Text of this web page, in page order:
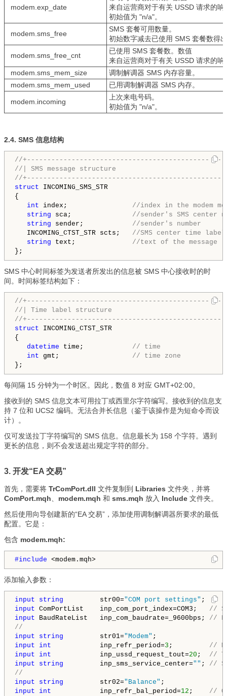
modem.exp_date
来自运营商对于有关 USSD 请求的响
初始值为 "n/a"。
modem.sms_free
SMS 套餐可用数量。
初始数字减去已使用 SMS 套餐数得
modem.sms_free_cnt
已使用 SMS 套餐数。数值
来自运营商对于有关 USSD 请求的
modem.sms_mem_size
调制解调器 SMS 内存容量。
modem.sms_mem_used
已用调制解调器 SMS 内存。
modem.incoming
上次来电号码。
初始值为 "n/a"。
2.4. SMS 信息结构
//
//| SMS message structure
struct INCOMING_SMS_STR
{
int index; //index in the modem
string sca; //sender's SMS center
string sender; //sender's number
INCOMING_CTST_STR scts; //SMS center time label
string text; //text of the message
SMS 中心时间标签为发送者所发出的信息被 SMS 中心接收时的时
间。时间标签结构如下：
//
//| Time label structure
//
struct INCOMING_CTST_STR
{
datetime time; // time
int gmt; // time zone
每间隔 15 分钟为一个时区。因此，数值 8 对应 GMT+02:00。
接收到的 SMS 信息文本可用拉丁或西里尔字符编写。接收到的信息支
持 7 位和 UCS2 编码。无法合并长信息（鉴于该操作是为短命令而设
计）。
仅可发送拉丁字符编写的 SMS 信息。信息最长为 158 个字符。遇到
更长的信息，则不会发送超出规定字符的部分。
3. 开发“EA 交易”
首先，需要将 TrComPort.dll 文件复制到 Libraries 文件夹，并将
ComPort.mqh
modem.mqh 和 sms.mqh 放入 Include 文件夹。
然后使用向导创建新的“EA 交易”，添加使用调制解调器所要求的最低
配置。它是：
包含 modem.mqh:
#include <modem.mqh>
添加输入参数：
input string str00="COM port settings"
input ComPortList    inp_com_port_index=COM3; //
input BaudRateList   inp_com_baudrate=_9600bps; //
//
input
string str01="Modem"
input
int inp_refr_period=3 ; //
input
int inp_ussd_request_tout=20 ; //
input
string inp_sms_service_center="" ; //
//
input
string str02="Balance"
input
int inp_refr_bal_period=12 ; //